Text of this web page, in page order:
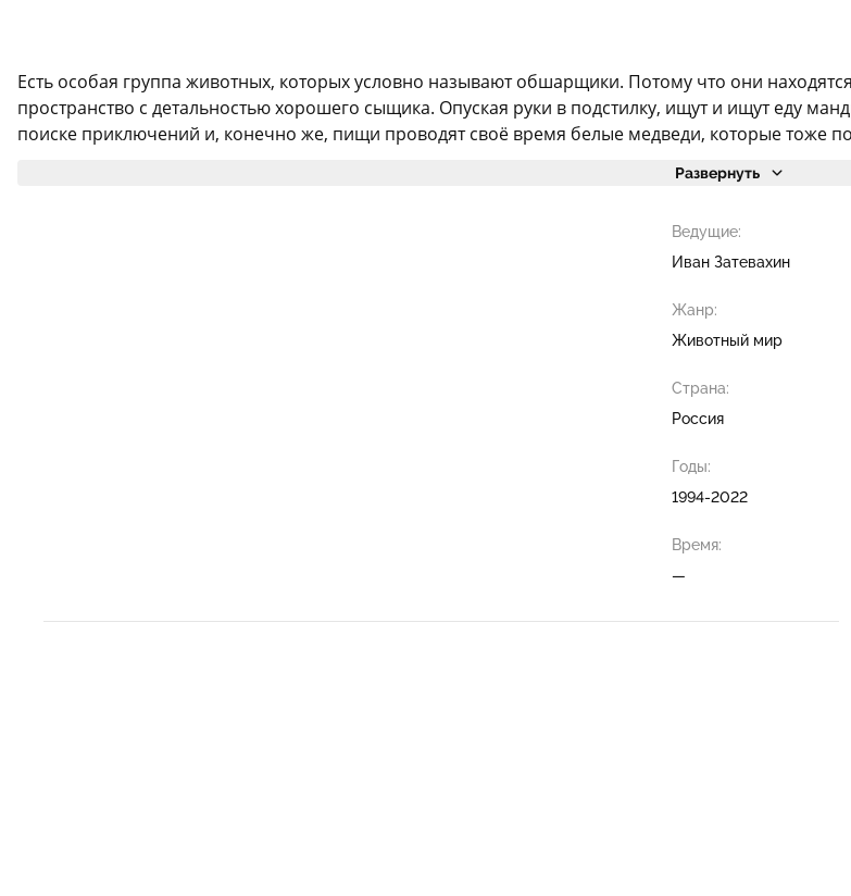
Есть особая группа животных, которых условно называют обшарщики. Потому что они
пространство с детальностью хорошего сыщика. Опуская руки в подстилку, ищут и ищут еду
поиске приключений и, конечно же, пищи проводят своё время белые медведи, которые тоже
Развернуть
Ведущие:
Иван Затевахин
Жанр:
Животный мир
Страна:
Россия
Годы:
1994-2022
Время:
—